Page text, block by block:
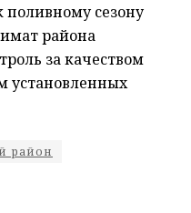
поливному сезону
района
за качеством
установленных
район